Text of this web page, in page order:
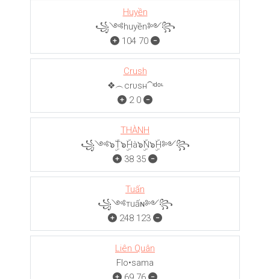
Huyền
꧁༺huyền༻꧂
104 70
Crush
❖︵crυѕн⁀ᶦᵈᵒᶫ
2 0
THÀNH
꧁༺๖ۣۜT๖ۣۜHà๖ۣۜN๖ۣۜH༻꧂
38 35
Tuấn
꧁༺тuấɴ༻꧂
248 123
Liên Quân
Flo•sama